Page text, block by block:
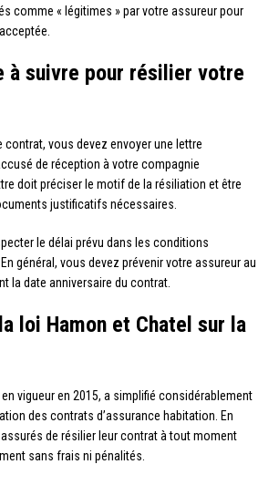
comme « légitimes » par votre assureur pour
à suivre pour résilier votre
contrat, vous devez envoyer une lettre
de réception à votre compagnie
doit préciser le motif de la résiliation et être
justificatifs nécessaires.
le délai prévu dans les conditions
général, vous devez prévenir votre assureur au
la date anniversaire du contrat.
loi Hamon et Chatel sur la
vigueur en 2015, a simplifié considérablement
des contrats d’assurance habitation. En
de résilier leur contrat à tout moment
sans frais ni pénalités.